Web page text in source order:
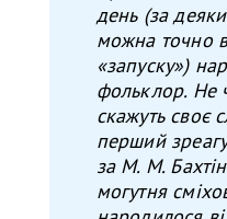
день (за
можна точно
«запуску»)
фольклор. Не
скажуть своє
перший
за М. М.
могутня